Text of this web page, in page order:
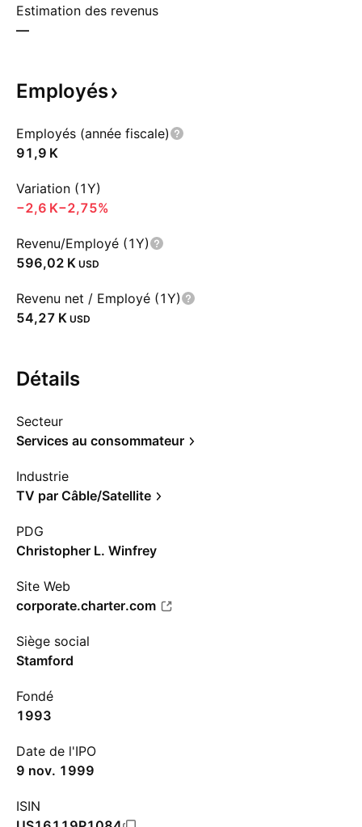
Estimation des revenus
—
Employés
Employés (année fiscale)
‪91,9 K‬
Variation (1Y)
‪−2,6 K‬−2,75%
Revenu/Employé (1Y)
‪596,02 K‬ USD
Revenu net / Employé (1Y)
‪54,27 K‬ USD
Détails
Secteur
Services au consommateur
Industrie
TV par Câble/Satellite
PDG
Christopher L. Winfrey
Site Web
corporate.charter.com
Siège social
Stamford
Fondé
1993
Date de l'IPO
9 nov. 1999
ISIN